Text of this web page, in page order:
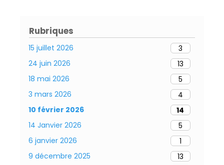
p
y
Rubriques
15 juillet 2026
3
24 juin 2026
13
18 mai 2026
5
3 mars 2026
4
10 février 2026
14
14 Janvier 2026
5
6 janvier 2026
1
9 décembre 2025
13